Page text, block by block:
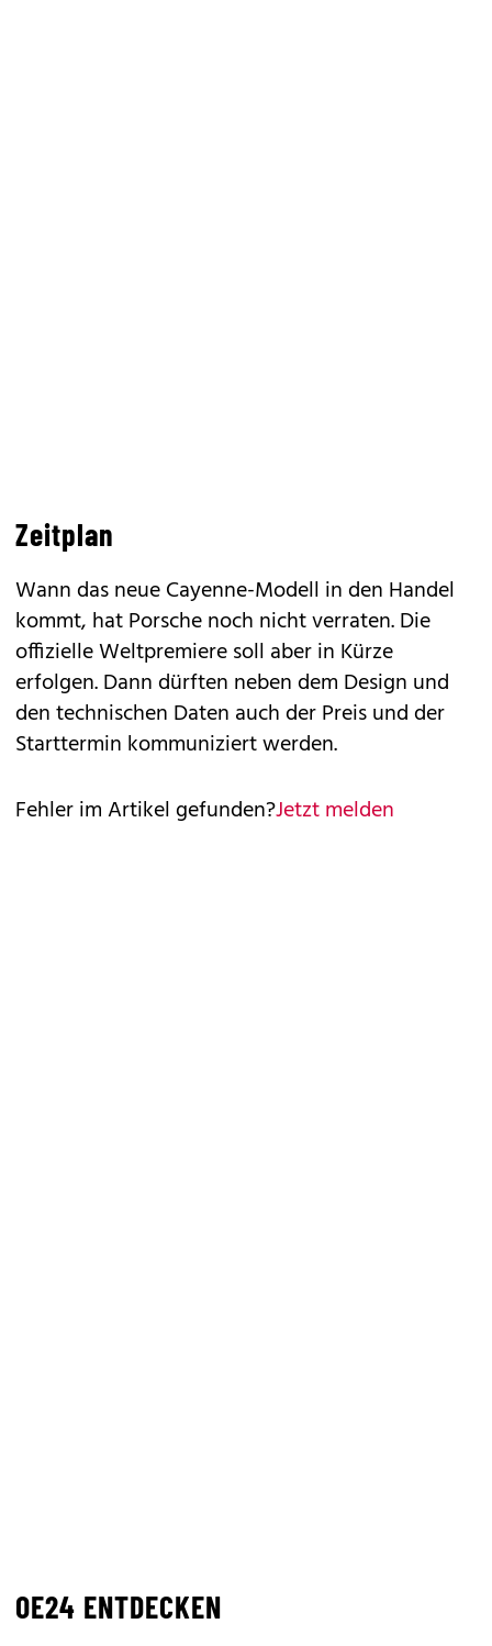
Zeitplan
Wann das neue Cayenne-Modell in den Handel
kommt, hat Porsche noch nicht verraten. Die
offizielle Weltpremiere soll aber in Kürze
erfolgen. Dann dürften neben dem Design und
den technischen Daten auch der Preis und der
Starttermin kommuniziert werden.
Fehler im Artikel gefunden?Jetzt melden
OE24 ENTDECKEN